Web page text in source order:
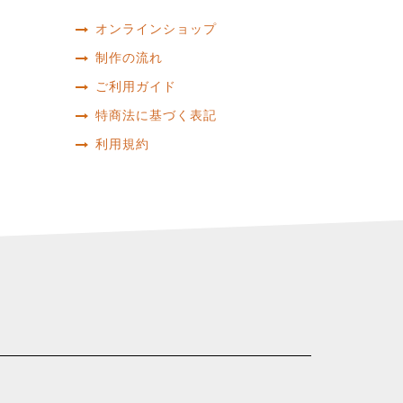
オンラインショップ
制作の流れ
ご利用ガイド
特商法に基づく表記
利用規約